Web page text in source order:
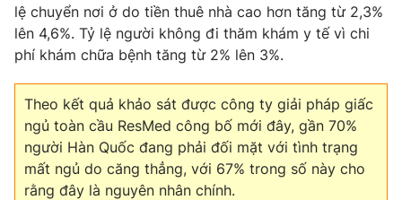
VTV Sức khoẻ Bất động sản
Thị trường 24h Tấm lòng Việt
VTV4 Vươn mình bằng AI
VTV9 VTV8
lệ chuyển nơi ở do tiền thuê nhà cao hơn tăng từ 2,3%
lên 4,6%. Tỷ lệ người không đi thăm khám y tế vì chi
phí khám chữa bệnh tăng từ 2% lên 3%.
Theo kết quả khảo sát được công ty giải pháp giấc
ngủ toàn cầu ResMed công bố mới đây, gần 70%
người Hàn Quốc đang phải đối mặt với tình trạng
mất ngủ do căng thẳng, với 67% trong số này cho
rằng đây là nguyên nhân chính.